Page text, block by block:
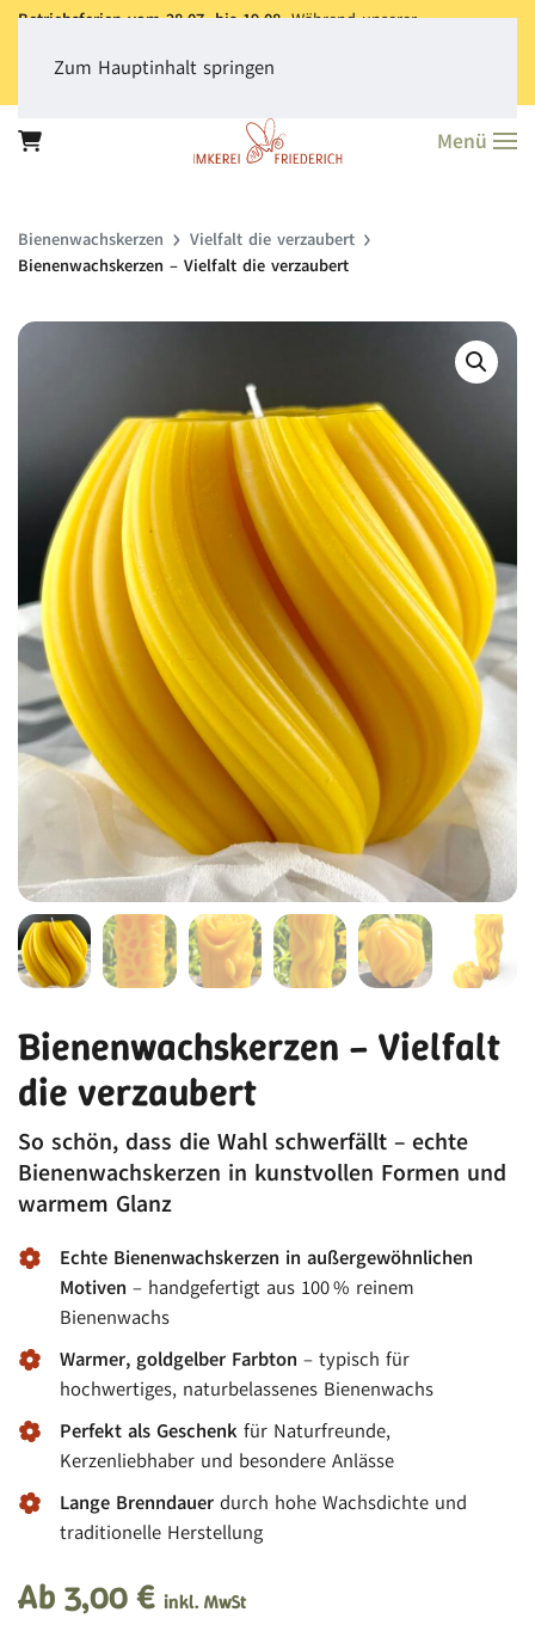
Betriebsferien vom 28.07. bis 19.08.Während unserer
dass derVersand aller Bestellungen erst ab dem 20.08.
Vielen Dank für Ihr Verständnis!
Zum Hauptinhalt springen
Menü
Bienen­wachs­kerzen
Vielfalt die verzaubert
Bienenwachskerzen – Vielfalt die verzaubert
Bienenwachskerzen – Vielfalt
die verzaubert
So schön, dass die Wahl schwerfällt – echte
Bienenwachskerzen in kunstvollen Formen und
warmem Glanz
Echte Bienenwachskerzen in außergewöhnlichen
Motiven – handgefertigt aus 100 % reinem
Bienenwachs
Warmer, goldgelber Farbton – typisch für
hochwertiges, naturbelassenes Bienenwachs
Perfekt als Geschenk für Naturfreunde,
Kerzenliebhaber und besondere Anlässe
Lange Brenndauer durch hohe Wachsdichte und
traditionelle Herstellung
Ab 3,00€ inkl. MwSt